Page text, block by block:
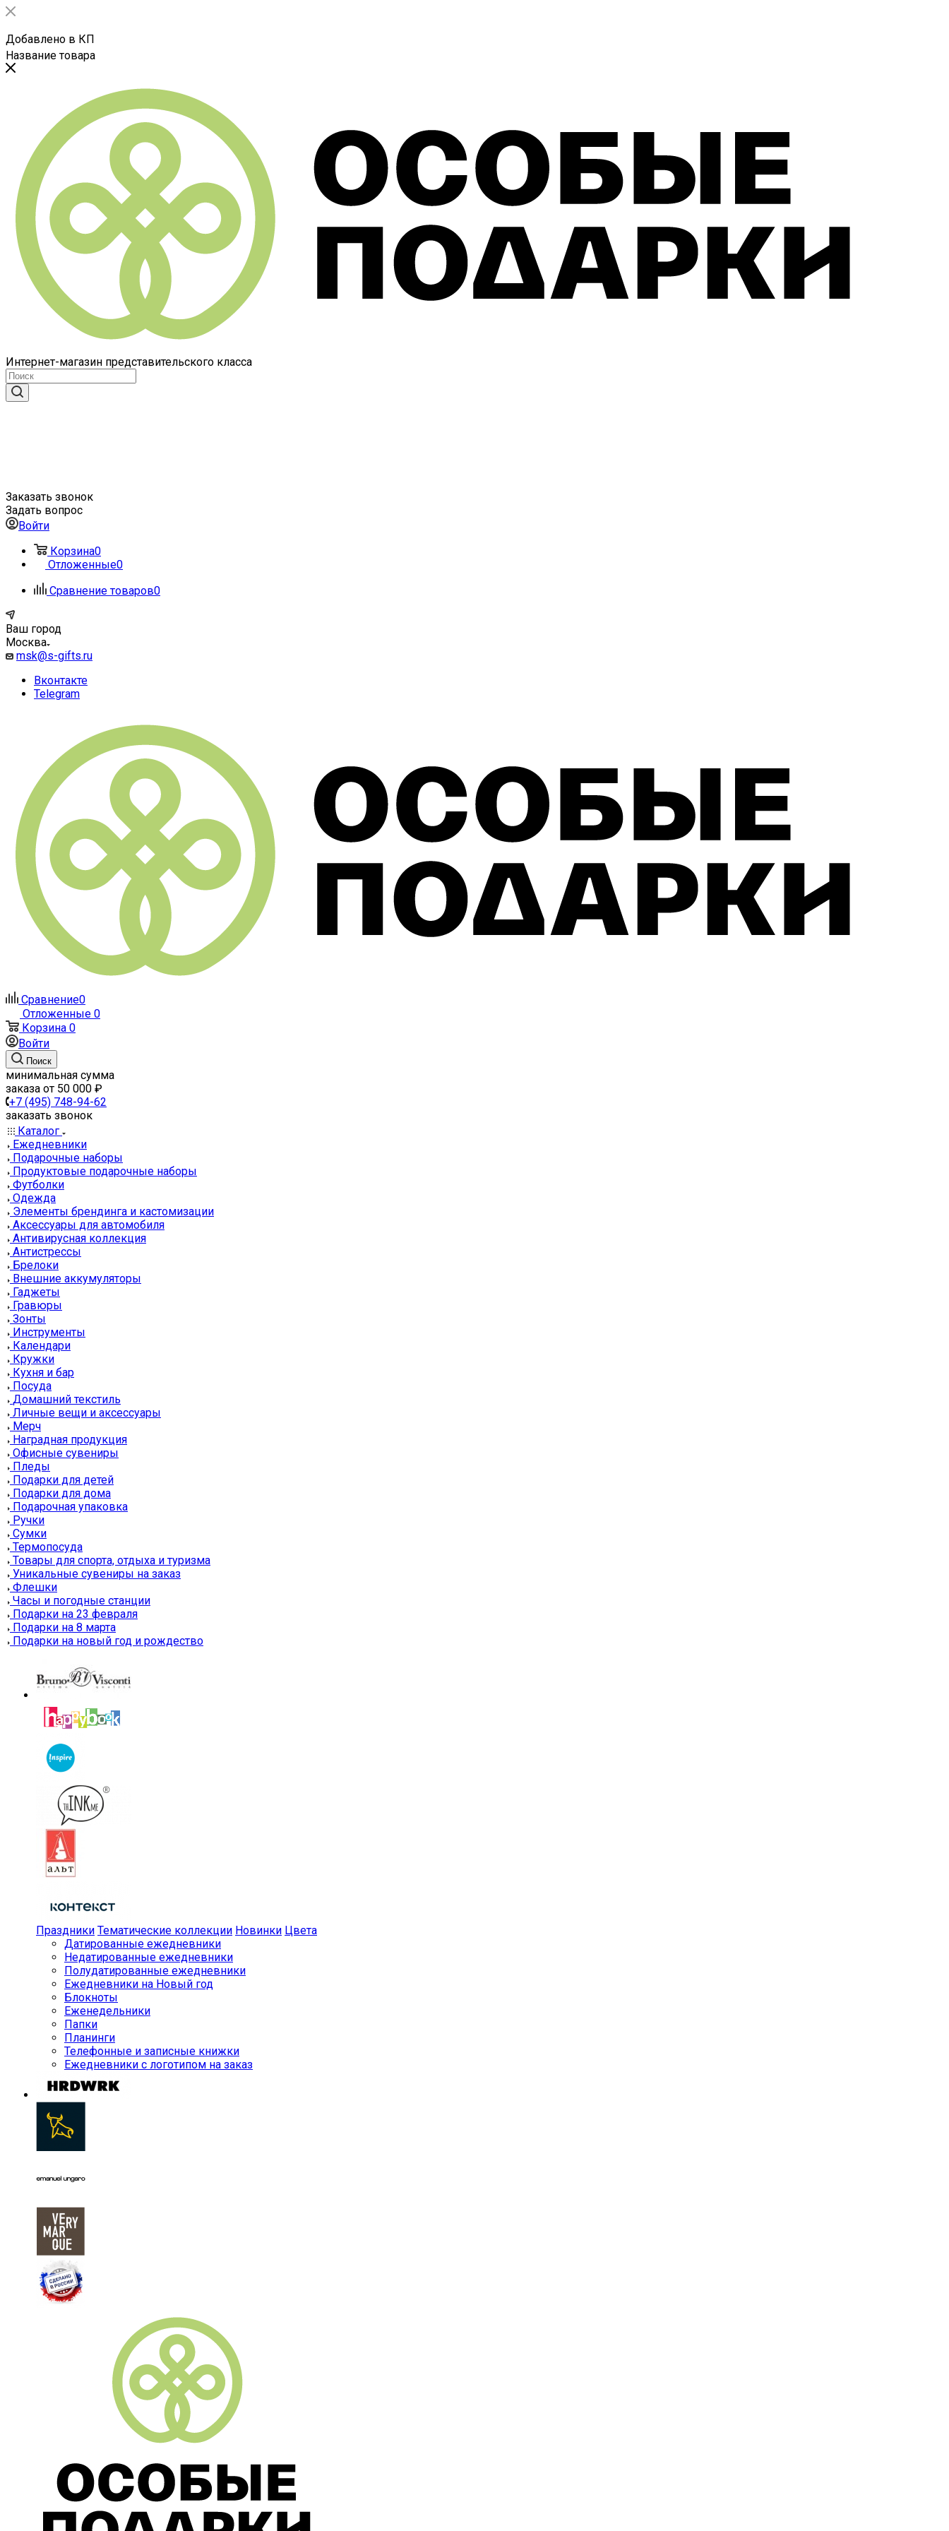
Добавлено в КП
Название товара
Интернет-магазин представительского класса
Заказать звонок
Задать вопрос
Войти
Корзина0
Отложенные0
Сравнение товаров0
Ваш город
Москва
msk@s-gifts.ru
Вконтакте
Telegram
Сравнение0
Отложенные 0
Корзина 0
Войти
Поиск
минимальная сумма
заказа от 50 000 ₽
+7 (495) 748-94-62
заказать звонок
Каталог
Ежедневники
Подарочные наборы
Продуктовые подарочные наборы
Футболки
Одежда
Элементы брендинга и кастомизации
Аксессуары для автомобиля
Антивирусная коллекция
Антистрессы
Брелоки
Внешние аккумуляторы
Гаджеты
Гравюры
Зонты
Инструменты
Календари
Кружки
Кухня и бар
Посуда
Домашний текстиль
Личные вещи и аксессуары
Мерч
Наградная продукция
Офисные сувениры
Пледы
Подарки для детей
Подарки для дома
Подарочная упаковка
Ручки
Сумки
Термопосуда
Товары для спорта, отдыха и туризма
Уникальные сувениры на заказ
Флешки
Часы и погодные станции
Подарки на 23 февраля
Подарки на 8 марта
Подарки на новый год и рождество
Праздники Тематические коллекции Новинки Цвета
Датированные ежедневники
Недатированные ежедневники
Полудатированные ежедневники
Ежедневники на Новый год
Блокноты
Еженедельники
Папки
Планинги
Телефонные и записные книжки
Ежедневники с логотипом на заказ